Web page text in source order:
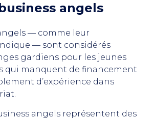
angels
— comme leur
— sont considérés
gardiens pour les jeunes
qui manquent de financement
d’expérience dans
angels représentent des